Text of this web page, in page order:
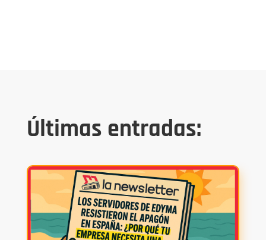
Últimas entradas: